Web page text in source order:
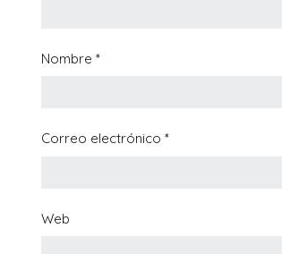
Nombre *
Correo electrónico *
Web